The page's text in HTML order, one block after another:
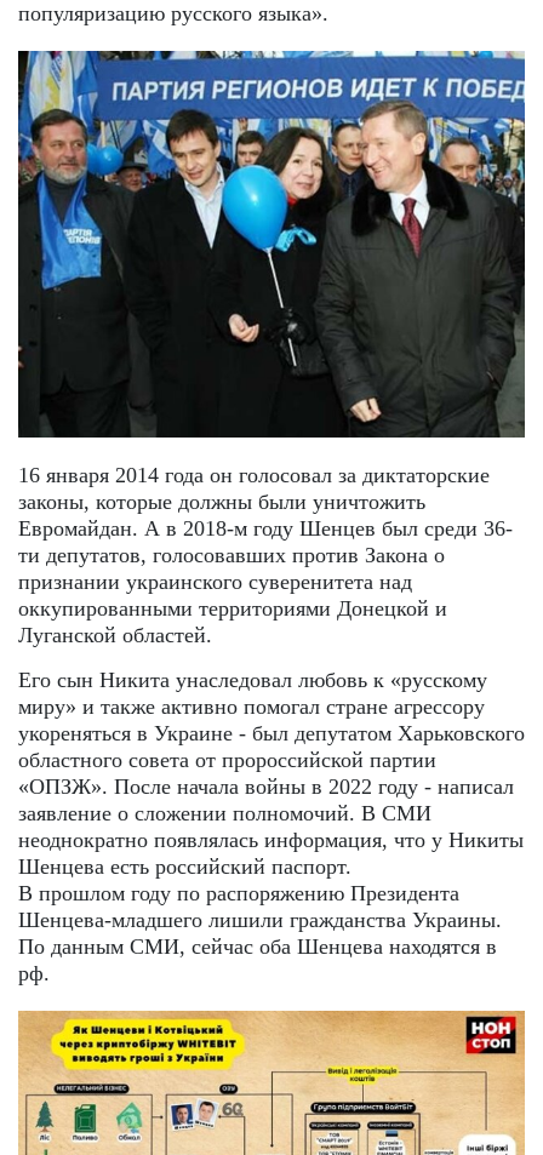
популяризацию русского языка».
16 января 2014 года он голосовал за диктаторские
законы, которые должны были уничтожить
Евромайдан. А в 2018-м году Шенцев был среди 36-
ти депутатов, голосовавших против Закона о
признании украинского суверенитета над
оккупированными территориями Донецкой и
Луганской областей.
Его сын Никита унаследовал любовь к «русскому
миру» и также активно помогал стране агрессору
укореняться в Украине - был депутатом Харьковского
областного совета от пророссийской партии
«ОПЗЖ». После начала войны в 2022 году - написал
заявление о сложении полномочий. В СМИ
неоднократно появлялась информация, что у Никиты
Шенцева есть российский паспорт.
В прошлом году по распоряжению Президента
Шенцева-младшего лишили гражданства Украины.
По данным СМИ, сейчас оба Шенцева находятся в
рф.